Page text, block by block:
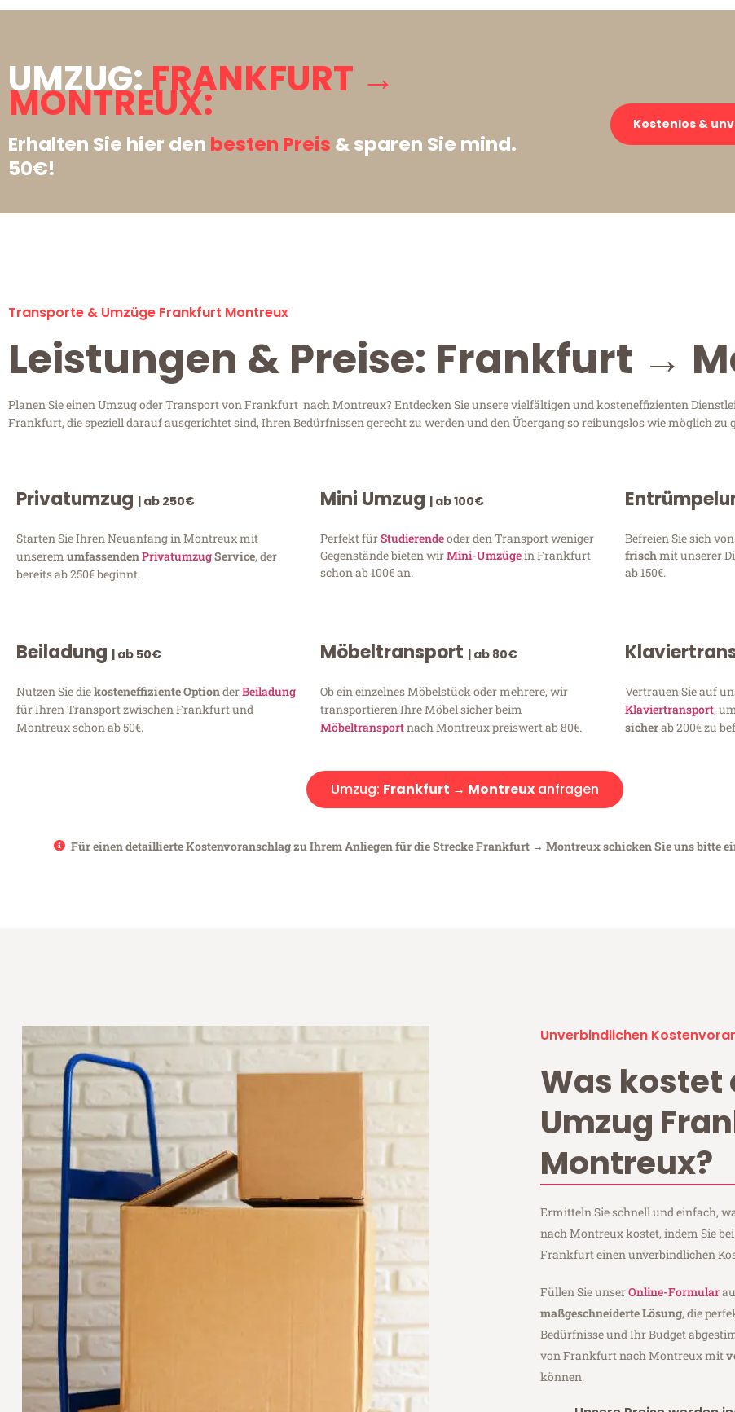
UMZUG:FRANKFURT →
MONTREUX:
Erhalten Sie hier den besten Preis & sparen Sie mind.
50€!
Kostenlos &
Transporte & Umzüge Frankfurt Montreux
Leistungen & Preise: Frankfurt →
Planen Sie einen Umzug oder Transport von Frankfurt nach Montreux? Entdecken Sie unsere vielfältigen und kosteneffizienten
Frankfurt, die speziell darauf ausgerichtet sind, Ihren Bedürfnissen gerecht zu werden und den Übergang so reibungslos wie möglich zu
Privatumzug | ab 250€
Starten Sie Ihren Neuanfang in Montreux mit
unserem umfassendenPrivatumzugService, der
bereits ab 250€ beginnt.
Mini Umzug | ab 100€
Perfekt fürStudierendeoder den Transport weniger
Gegenstände bieten wirMini-Umzügein Frankfurt
schon ab 100€ an.
Befreien Sie sich
frischmit unserer
ab 150€.
Beiladung | ab 50€
Nutzen Sie diekosteneffiziente OptionderBeiladung
für Ihren Transport zwischen Frankfurt und
Montreux schon ab 50€.
Möbeltransport | ab 80€
Ob ein einzelnes Möbelstück oder mehrere, wir
transportieren Ihre Möbel sicher beim
Möbeltransportnach Montreux preiswert ab 80€.
Vertrauen Sie auf
Klaviertransport, um
sicherab 200€ zu
Umzug: Frankfurt → Montreuxanfragen
Für einen detaillierte Kostenvoranschlag zu Ihrem Anliegen für die Strecke Frankfurt → Montreux schicken Sie uns bitte
Unverbindlichen
Was kostet
Umzug
Montreux?
Ermitteln Sie schnell und einfach,
nach Montreux kostet, indem Sie
Frankfurt einen unverbindlichen
Füllen Sie unserOnline-Formular
maßgeschneiderte Lösung, die
Bedürfnisse und Ihr Budget
von Frankfurt nach Montreux mit
können.